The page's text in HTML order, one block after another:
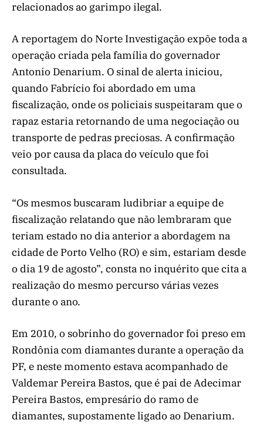
relacionados ao garimpo ilegal.
A reportagem do Norte Investigação expõe toda a
operação criada pela família do governador
Antonio Denarium. O sinal de alerta iniciou,
quando Fabrício foi abordado em uma
fiscalização, onde os policiais suspeitaram que o
rapaz estaria retornando de uma negociação ou
transporte de pedras preciosas. A confirmação
veio por causa da placa do veículo que foi
consultada.
“Os mesmos buscaram ludibriar a equipe de
fiscalização relatando que não lembraram que
teriam estado no dia anterior a abordagem na
cidade de Porto Velho (RO) e sim, estariam desde
o dia 19 de agosto”, consta no inquérito que cita a
realização do mesmo percurso várias vezes
durante o ano.
Em 2010, o sobrinho do governador foi preso em
Rondônia com diamantes durante a operação da
PF, e neste momento estava acompanhado de
Valdemar Pereira Bastos, que é pai de Adecimar
Pereira Bastos, empresário do ramo de
diamantes, supostamente ligado ao Denarium.